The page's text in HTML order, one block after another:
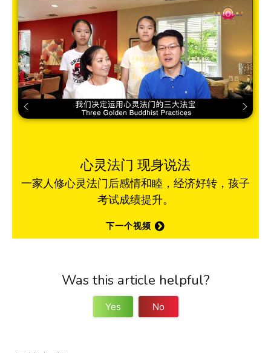
心灵法门 现身说法
一家人修心灵法门后感情和睦，经济好转，孩子
考试成绩提升。
下一个视频
Was this article helpful?
Yes No